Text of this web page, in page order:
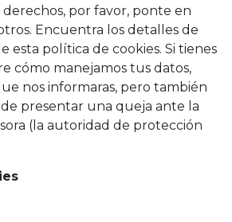
derechos, por favor, ponte en
Encuentra los detalles de
esta política de cookies. Si tienes
cómo manejamos tus datos,
nos informaras, pero también
presentar una queja ante la
(la autoridad de protección